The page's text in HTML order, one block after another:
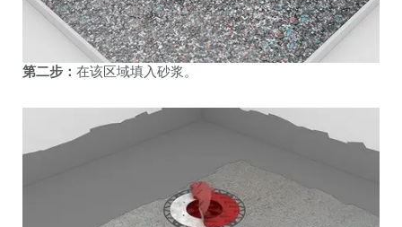
第二步： 在该区域填入砂浆。